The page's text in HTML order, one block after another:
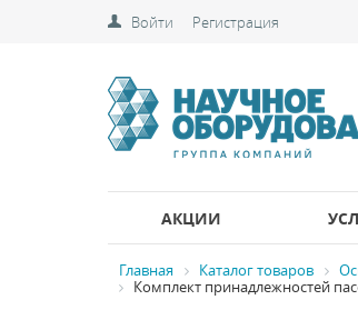
Войти Регистрация
АКЦИИ
Главная Каталог товаров
Комплект принадлежностей